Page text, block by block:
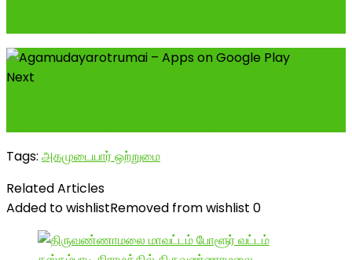
Next
Tags: அகமுடையார் ஒற்றுமை
Related Articles
Added to wishlistRemoved from wishlist 0